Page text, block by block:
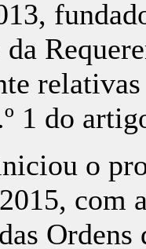
1 do
o
com